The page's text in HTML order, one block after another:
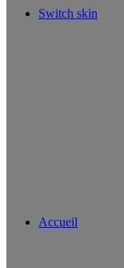
Switch skin
Accueil